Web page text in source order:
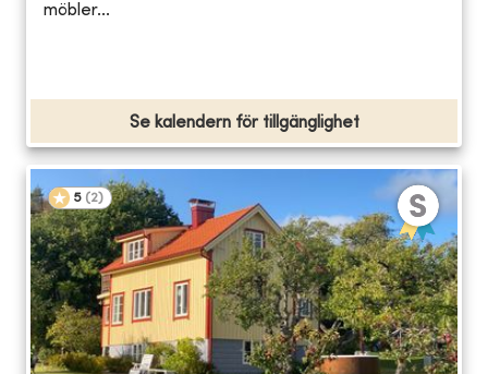
möbler...
Se kalendern för tillgänglighet
5 (2)